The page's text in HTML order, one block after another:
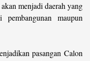
menjadi daerah yang
maupun
pasangan Calon